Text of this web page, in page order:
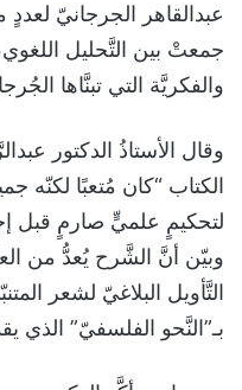
عبدالقاهر الجرجانيّ
جمعتْ بين التَّحليل اللغوي،
والفكريَّة التي تبنَّاها
وقال الأستاذُ الدكتور
الكتاب “كان مُتعبًا لكنّه
لتحكيمٍ علميٍّ صارمٍ قبل
وبيّن أنَّ الشَّرح يُعدُّ من
التَّأويل البلاغيّ لشعر
بـ”النَّحو الفلسفيّ” الذي